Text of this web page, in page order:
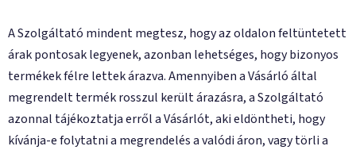
A Szolgáltató mindent megtesz, hogy az oldalon feltüntetett
árak pontosak legyenek, azonban lehetséges, hogy bizonyos
termékek félre lettek árazva. Amennyiben a Vásárló által
megrendelt termék rosszul került árazásra, a Szolgáltató
azonnal tájékoztatja erről a Vásárlót, aki eldöntheti, hogy
kívánja-e folytatni a megrendelés a valódi áron, vagy törli a